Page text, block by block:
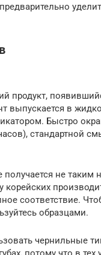
продукт,
выпускается в
Быстро
стандартной
получается не
корейских
соответствие.
образцами.
чернильные